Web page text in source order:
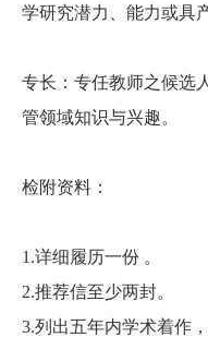
学研究潜力、能力或具
专长：专任教师之候选
管领域知识与兴趣。
检附资料：
1.详细履历一份 。
2.推荐信至少两封。
3.列出五年内学术着作